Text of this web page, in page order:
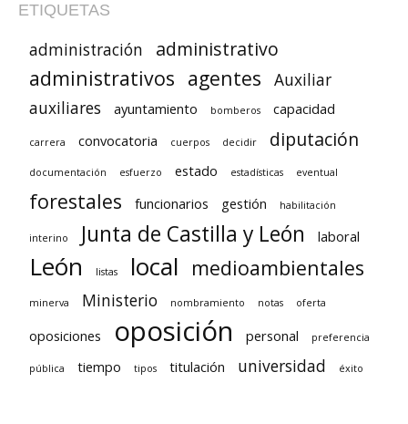
ETIQUETAS
administración administrativo
administrativos agentes
Auxiliar
auxiliares
ayuntamiento bomberos capacidad
carrera convocatoria cuerpos decidir diputación
documentación esfuerzo estado estadísticas eventual
forestales funcionarios gestión habilitación
interino Junta de Castilla y León laboral
León listas local medioambientales
minerva Ministerio nombramiento notas oferta
oposiciones oposición personal preferencia
pública tiempo tipos titulación universidad éxito